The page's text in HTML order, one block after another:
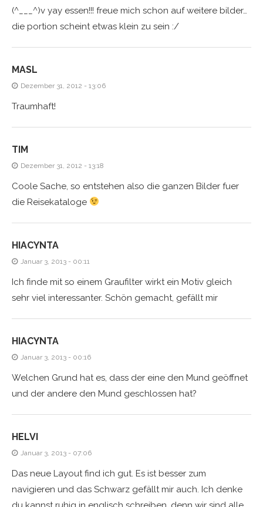
(^___^)v yay essen!!! freue mich schon auf weitere bilder…
die portion scheint etwas klein zu sein :/
MASL
Dezember 31, 2012 - 13:06
Traumhaft!
TIM
Dezember 31, 2012 - 13:18
Coole Sache, so entstehen also die ganzen Bilder fuer
die Reisekataloge
HIACYNTA
Januar 3, 2013 - 00:11
Ich finde mit so einem Graufilter wirkt ein Motiv gleich
sehr viel interessanter. Schön gemacht, gefällt mir
HIACYNTA
Januar 3, 2013 - 00:16
Welchen Grund hat es, dass der eine den Mund geöffnet
und der andere den Mund geschlossen hat?
HELVI
Januar 3, 2013 - 07:06
Das neue Layout find ich gut. Es ist besser zum
navigieren und das Schwarz gefällt mir auch. Ich denke